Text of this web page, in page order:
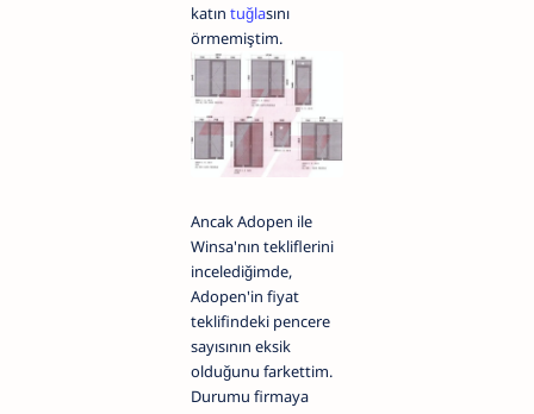
katın tuğlasını
örmemiştim.
Ancak Adopen ile
Winsa'nın tekliflerini
incelediğimde,
Adopen'in fiyat
teklifindeki pencere
sayısının eksik
olduğunu farkettim.
Durumu firmaya